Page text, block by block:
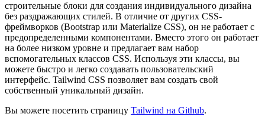
строительные блоки для создания индивидуального дизайна
без раздражающих стилей. В отличие от других CSS-
фреймворков (Bootstrap или Materialize CSS), он не работает с
предопределенными компонентами. Вместо этого он работает
на более низком уровне и предлагает вам набор
вспомогательных классов CSS. Используя эти классы, вы
можете быстро и легко создавать пользовательский
интерфейс. Tailwind CSS позволяет вам создать свой
собственный уникальный дизайн.
Вы можете посетить страницу Tailwind на Github.